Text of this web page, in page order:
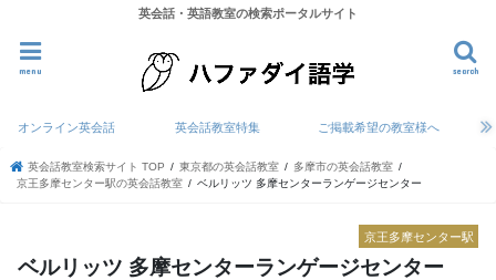
英会話・英語教室の検索ポータルサイト
search
menu
オンライン英会話 英会話教室特集 ご掲載希望の教室様へ
英会話教室検索サイト TOP 東京都の英会話教室
多摩市の英会話教室
京王多摩センター駅の英会話教室
ベルリッツ 多摩センターランゲージセンター
京王多摩センター駅
ベルリッツ 多摩センターランゲージセンター